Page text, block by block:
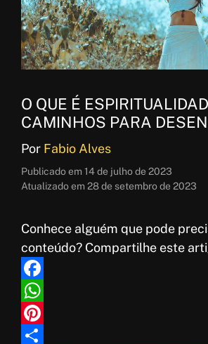
O QUE É
CAMINHOS PARA
Por Fabio Alves
Publicado em 14 de julho de 2023
Atualizado em 28 de setembro de 2023
Conhece alguém que pode
conteúdo? Compartilhe este
F
a
c
W
hP